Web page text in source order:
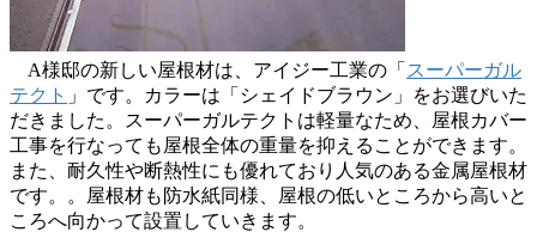
A様邸の新しい屋根材は、アイジー工業の「 スーパーガル
テクト 」です。カラーは「シェイドブラウン」をお選びいた
だきました。スーパーガルテクトは軽量なため、屋根カバー
工事を行なっても屋根全体の重量を抑えることができます。
また、耐久性や断熱性にも優れており人気のある金属屋根材
です。。屋根材も防水紙同様、屋根の低いところから高いと
ころへ向かって設置していきます。